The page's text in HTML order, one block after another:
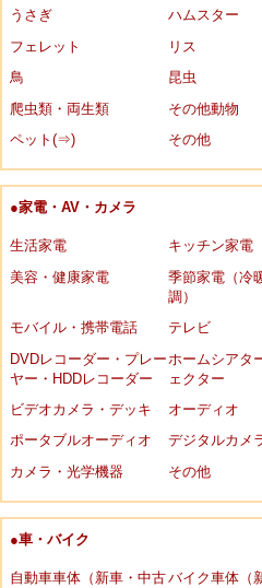
うさぎ
ハムスター
フェレット
リス
鳥
昆虫
爬虫類・両生類
その他動物
ペット(⇒)
その他
●家電・AV・カメラ
生活家電
キッチン家電
美容・健康家電
季節家電（冷
調）
モバイル・携帯電話
テレビ
DVDレコーダー・プレー
ヤー・HDDレコーダー
ホームシアタ
ェクター
ビデオカメラ・デッキ
オーディオ
ポータブルオーディオ
デジタルカメ
カメラ・光学機器
その他
●車・バイク
自動車車体（新車・中古バイク車体（